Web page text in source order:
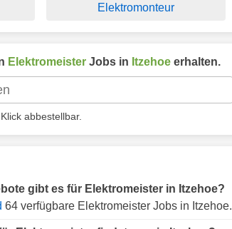
Elektromonteur
Elektromeister Jobs in Itzehoe erhalten.
abbestellbar.
gibt es für Elektromeister in Itzehoe?
64 verfügbare Elektromeister Jobs in Itzehoe.